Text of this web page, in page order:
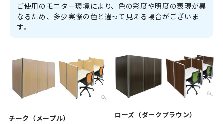
ご使用のモニター環境により、色の彩度や明度の表現が異
なるため、多少実際の色と違って見える場合がございま
す。
チーク（メープル） ローズ（ダークブラウン）